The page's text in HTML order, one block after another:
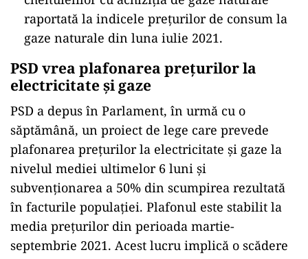
raportată la indicele preţurilor de consum la
gaze naturale din luna iulie 2021.
PSD vrea plafonarea prețurilor la
electricitate și gaze
PSD a depus în Parlament, în urmă cu o
săptămână, un proiect de lege care prevede
plafonarea prețurilor la electricitate și gaze la
nivelul mediei ultimelor 6 luni și
subvenționarea a 50% din scumpirea rezultată
în facturile populației. Plafonul este stabilit la
media prețurilor din perioada martie-
septembrie 2021. Acest lucru implică o scădere